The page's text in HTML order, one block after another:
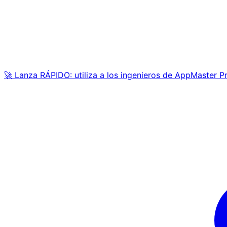
🚀 Lanza RÁPIDO: utiliza a los ingenieros de AppMaster